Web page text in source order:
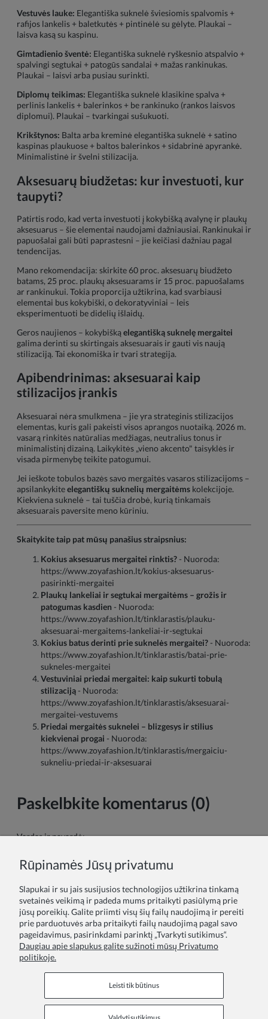
Vestuvės lauke: Elegantiška suknelė šviesiomis spalvomis +
rafijos lankelis + baletkutės + pintinėlė su gėlyte. Plaukai –
laisva kasą su kaspinu.
Gimtadienio šventė: Elegantiška suknelė ryškesnio atspalvio +
spalvingi segtukai + patogūs sandalai + mažas rankinukas.
Plaukai – laisvi arba pusiau surinkti.
Diplomų teikimas: Elegantiška suknelė klasikine spalva +
perlinis lankelis + balerinkos + be rankinuko (rankos laisvos
diplomui). Plaukai – tvarkingai sušukuoti.
Krikštynos: Balta arba kreminė elegantiška suknelė + satino
kaspinas plaukuose + baltos balerinkos + sidabrinė apyrankė.
Minimalistinė ir švelni stilizacija.
Aksesuarų biudžetas: kur investuoti, kur
taupyti?
Patirtis rodo, kad verta investuoti į kokybišką avalynę ir plaukų
aksesuarus – šie elementai naudojami dažniausiai. Rankinukai ir
papuošalai gali būti paprastesni – jie keičiasi dažniau pagal
tendencijas.
Mano rekomendacija: skirkite 60 proc. aksesuarų biudžeto
batams, 25 proc. plaukų aksesuarams ir 15 proc. papuošalams
ar rankinukui. Tokia proporcija užtikrina, kad svarbiausi
elementai bus kokybiški, o dekoratyviniai – leis
eksperimentuoti be didelių išlaidų.
Geros naujienos – kokybiškąelegantišką suknelę mergaitei
galima derinti su skirtingais aksesuarais ir gauti vis naują
stilizaciją. Tai ekonomiška ir tvari strategija.
Apibendrinimas: aksesuarai kaip
stilizacijos įrankis
Aksesuarai nėra smulkmena – jie yra strateginis stilizacijos
elementas, kuris gali pakeisti visos aprangos nuotaiką. 2026 m.
vasarą rinkitės natūralias medžiagas, neutralius tonus ir
minimalistinį dizainą. Laikykitės „vieno akcento" taisyklės ir
visada pirmenybę teikite patogumui.
Jei ieškote tobulos bazės savo mergaitės vasaros stilizacijoms –
apsilankykiteelegantiškų suknelių mergaitėms kolekcijoje.
Kiekviena suknelė – tai tuščia drobė, kurią tinkamais
aksesuarais paversite meno kūriniu.
Skaitykite taip pat mūsų panašius straipsnius:
Kokius aksesuarus mergaitei rinktis? - Nuoroda:
https://www.zoyafashion.lt/kokius-aksesuarus-
pasirinkti-mergaitei
Plaukų lankeliai ir segtukai mergaitėms – grožis ir
patogumas kasdien - Nuoroda:
https://www.zoyafashion.lt/tinklarastis/plauku-
aksesuarai-mergaitems-lankeliai-ir-segtukai
Kokius batus derinti prie suknelės mergaitei? - Nuoroda:
https://www.zoyafashion.lt/tinklarastis/batai-prie-
sukneles-mergaitei
Vestuviniai priedai mergaitei: kaip sukurti tobulą
stilizaciją - Nuoroda:
https://www.zoyafashion.lt/tinklarastis/aksesuarai-
mergaitei-vestuvems
Priedai mergaitės suknelei – blizgesys ir stilius
kiekvienai progai - Nuoroda:
https://www.zoyafashion.lt/tinklarastis/mergaiciu-
sukneliu-priedai-ir-aksesuarai
Paskelbkite komentarus (0)
Vardas ir pavardė:
Siųsti
Rūpinamės Jūsų privatumu
Slapukai ir su jais susijusios technologijos užtikrina tinkamą
svetainės veikimą ir padeda mums pritaikyti pasiūlymą prie
jūsų poreikių. Galite priimti visų šių failų naudojimą ir pereiti
prie parduotuvės arba pritaikyti failų naudojimą pagal savo
pageidavimus, pasirinkdami parinktį „Tvarkyti sutikimus“.
Daugiau apie slapukus galite sužinoti mūsų Privatumo
politikoje.
Leisti tik būtinus